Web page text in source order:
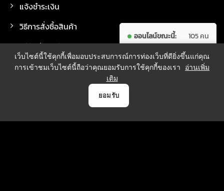
แจ้งชำระเงิน
วิธีการสั่งซื้อสินค้า
วิธีจัดส่งสินค้า
ออนไลน์ขณะนี้:
105 คน
ทั้งหมด:
7,626,574
คน
เว็บไซต์นี้ใช้คุกกี้เพื่อมอบประสบการณ์การท่องเว็บที่ดียิ่งขึ้นแก่คุณ
การเข้าชมเว็บไซต์นี้ถือว่าคุณยอมรับการใช้คุกกี้ของเรา
อ่านเพิ่ม
เติม
ยอมรับ